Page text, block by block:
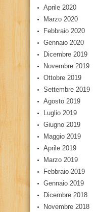
Aprile 2020
Marzo 2020
Febbraio 2020
Gennaio 2020
Dicembre 2019
Novembre 2019
Ottobre 2019
Settembre 2019
Agosto 2019
Luglio 2019
Giugno 2019
Maggio 2019
Aprile 2019
Marzo 2019
Febbraio 2019
Gennaio 2019
Dicembre 2018
Novembre 2018